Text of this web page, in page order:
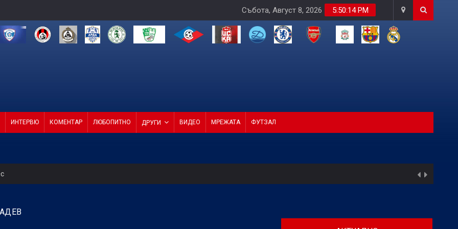
5:50:15 PM
Събота, Август 8, 2026
ИНТЕРВЮ КОМЕНТАР ЛЮБОПИТНО ДРУГИ ВИДЕО МРЕЖАТА ФУТЗАЛ
1948 1:3